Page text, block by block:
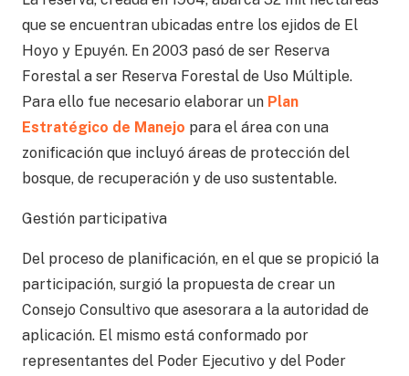
que se encuentran ubicadas entre los ejidos de El
Hoyo y Epuyén. En 2003 pasó de ser Reserva
Forestal a ser Reserva Forestal de Uso Múltiple.
Para ello fue necesario elaborar un Plan
Estratégico de Manejo para el área con una
zonificación que incluyó áreas de protección del
bosque, de recuperación y de uso sustentable.
Gestión participativa
Del proceso de planificación, en el que se propició la
participación, surgió la propuesta de crear un
Consejo Consultivo que asesorara a la autoridad de
aplicación. El mismo está conformado por
representantes del Poder Ejecutivo y del Poder